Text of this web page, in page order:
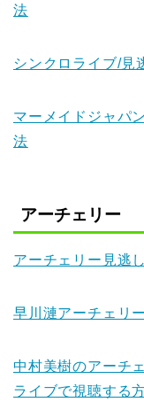
法
シンクロライブ/見
マーメイドジャパ
法
アーチェリー
アーチェリー見逃
早川漣アーチェリ
中村美樹のアーチ
ライブで視聴する